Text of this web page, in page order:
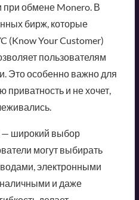
при обмене Monero. В
бирж, которые
(Know Your Customer)
пользователям
Это особенно важно для
приватность и не хочет,
широкий выбор
могут выбирать
электронными
и даже